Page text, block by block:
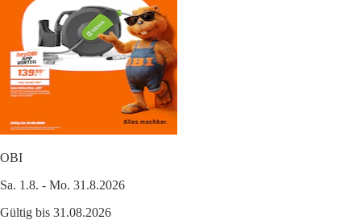
OBI
Sa. 1.8. - Mo. 31.8.2026
Gültig bis 31.08.2026